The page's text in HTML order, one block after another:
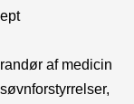
af medicin